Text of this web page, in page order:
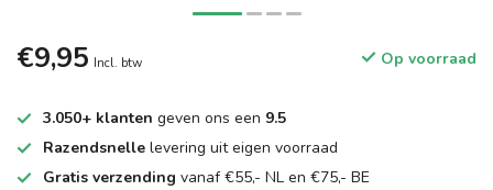
€9,95 Incl. btw Op voorraad
3.050+ klanten geven ons een 9.5
Razendsnelle levering uit eigen voorraad
Gratis verzending vanaf €55,- NL en €75,- BE